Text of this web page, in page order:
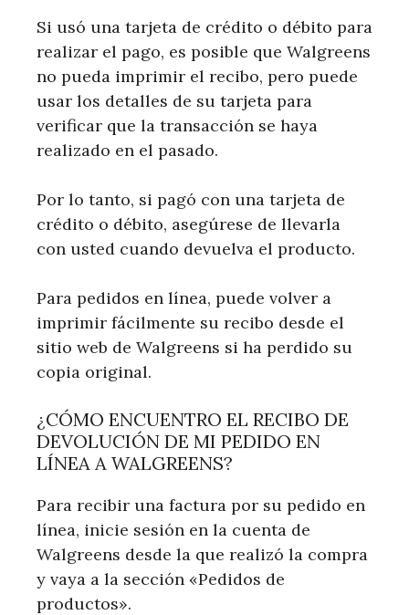
Si usó una tarjeta de crédito o débito para
realizar el pago, es posible que Walgreens
no pueda imprimir el recibo, pero puede
usar los detalles de su tarjeta para
verificar que la transacción se haya
realizado en el pasado.
Por lo tanto, si pagó con una tarjeta de
crédito o débito, asegúrese de llevarla
con usted cuando devuelva el producto.
Para pedidos en línea, puede volver a
imprimir fácilmente su recibo desde el
sitio web de Walgreens si ha perdido su
copia original.
¿CÓMO ENCUENTRO EL RECIBO DE
DEVOLUCIÓN DE MI PEDIDO EN
LÍNEA A WALGREENS?
Para recibir una factura por su pedido en
línea, inicie sesión en la cuenta de
Walgreens desde la que realizó la compra
y vaya a la sección «Pedidos de
productos».